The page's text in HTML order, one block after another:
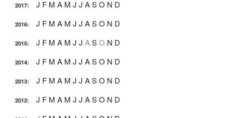
2017: J F M A M J J ASO N D
2016: J F M A M J J ASO N D
2015: J F M A M J J ASO N D
2014: J F M A M J J ASO N D
2013: J F M A M J J ASO N D
2012: J F M A M J J ASO N D